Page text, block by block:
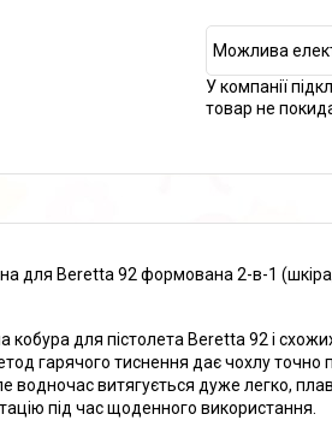
У компанії
товар не
для Beretta 92 формована 2-в-1
кобура для пістолета Beretta 92 і
гарячого тиснення дає чохлу
водночас витягується дуже легко,
під час щоденного використання.